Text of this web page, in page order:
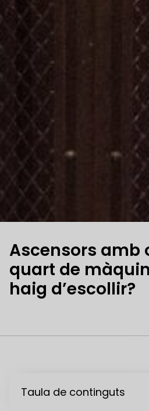
Ascensors amb
quart de
haig d’escollir?
Taula de continguts